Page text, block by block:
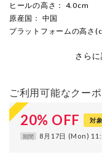
ヒールの高さ ： 4.0cm
原産国 ： 中国
プラットフォームの高さ
さら
ご利用可能なクー
20% OFF 対
期間 8月17日 (Mon)